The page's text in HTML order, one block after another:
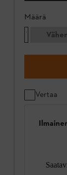
Määrä
Vertaa